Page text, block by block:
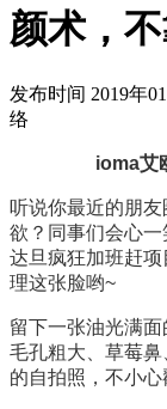
颜术，
发布时间 2019年
络
ioma艾
听说你最近的朋
欲？同事们会心
达旦疯狂加班赶
理这张脸哟~
留下一张油光满面
毛孔粗大、草莓
的自拍照，不小心